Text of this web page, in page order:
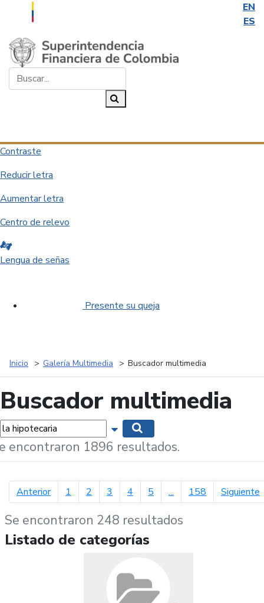
EN
ES
Saltar al contenido principal
Contraste
Reducir letra
Aumentar letra
Centro de relevo
Lengua de señas
Presente su queja
Inicio Galería Multimedia Buscador multimedia
Buscador multimedia
Mostrar opciones de búsqueda
encontraron 1896 resultados.
Anteriorpágina anterior
1 2 3 4 5 ... 158 Siguiente
Se encontraron 248 resultados
Listado de categorías